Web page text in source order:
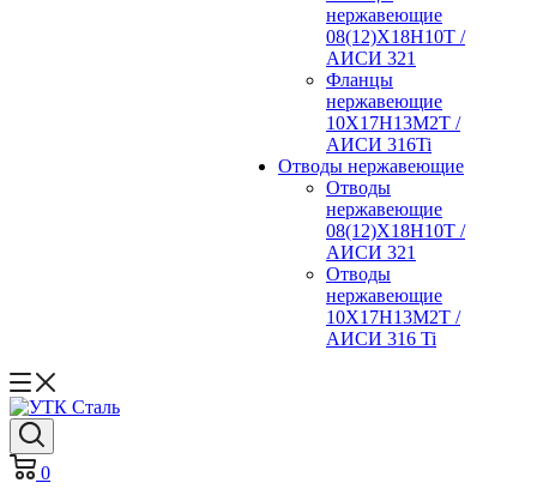
нержавеющие
08(12)Х18Н10Т /
АИСИ 321
Фланцы
нержавеющие
10Х17Н13М2Т /
АИСИ 316Ti
Отводы нержавеющие
Отводы
нержавеющие
08(12)Х18Н10Т /
АИСИ 321
Отводы
нержавеющие
10Х17Н13М2Т /
АИСИ 316 Ti
0